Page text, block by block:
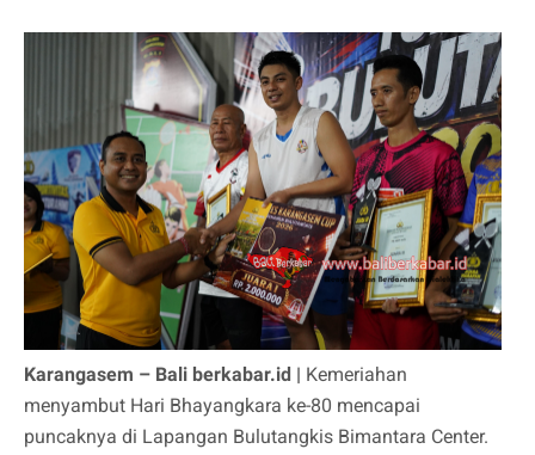
Karangasem – Bali berkabar.id | Kemeriahan
menyambut Hari Bhayangkara ke-80 mencapai
puncaknya di Lapangan Bulutangkis Bimantara Center.